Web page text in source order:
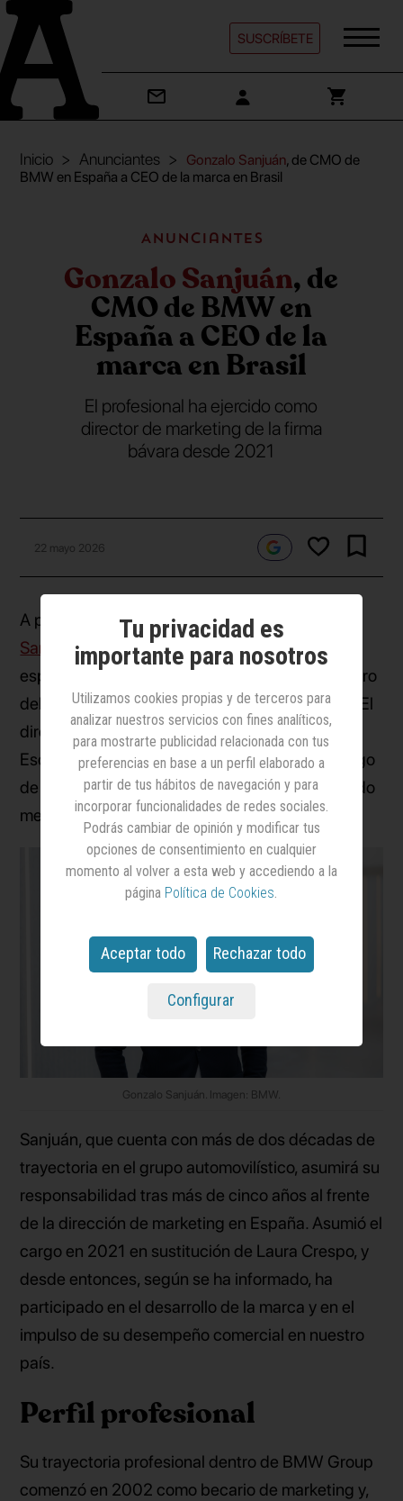
SUSCRÍBETE
Inicio Anunciantes Gonzalo Sanjuán, de CMO de
BMW en España a CEO de la marca en Brasil
Anunciantes
Gonzalo Sanjuán, de
CMO de BMW en
España a CEO de la
marca en Brasil
El profesional ha ejercido como
director de marketing de la firma
bávara desde 2021
22 mayo 2026
A partir del próximo 1 de septiembre,
Sanjuán, director de marketing de la operación
española de BMW, asumirá el cargo de consejero
delegado de la marca en el mercado brasileño. El
directivo reportará directamente a Maru
Escobedo, quien asumió la presidencia y el cargo
de CEO de BMW Group Latinoamérica el pasado
mes de marzo.
Gonzalo Sanjuán. Imagen: BMW.
Sanjuán, que cuenta con más de dos décadas de
trayectoria en el grupo automovilístico, asumirá su
responsabilidad tras más de cinco años al frente
de la dirección de marketing en España. Asumió el
cargo en 2021 en sustitución de Laura Crespo, y
desde entonces, según se ha informado, ha
participado en el desarrollo de la marca y en el
impulso de su desempeño comercial en nuestro
país.
Perfil profesional
Su trayectoria profesional dentro de BMW Group
comenzó en 2002 como becario de marketing y,
Tu privacidad es
importante para nosotros
Utilizamos cookies propias y de terceros para
analizar nuestros servicios con fines analíticos,
para mostrarte publicidad relacionada con tus
preferencias en base a un perfil elaborado a
partir de tus hábitos de navegación y para
incorporar funcionalidades de redes sociales.
Podrás cambiar de opinión y modificar tus
opciones de consentimiento en cualquier
momento al volver a esta web y accediendo a la
página Política de Cookies.
Aceptar todo Rechazar todo
Configurar